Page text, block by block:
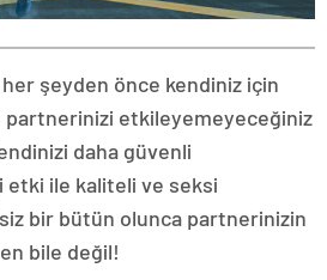
her şeyden önce kendiniz için
partnerinizi etkileyemeyeceğiniz
daha güvenli
ile kaliteli ve seksi
bir bütün olunca partnerinizin
bile değil!